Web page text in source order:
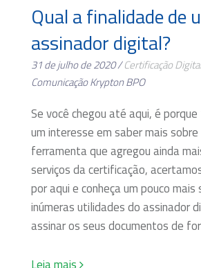
Qual a finalidade de
assinador digital?
31 de julho de 2020 /Certificação Digital
Comunicação Krypton BPO
Se você chegou até aqui, é
um interesse em saber mais
ferramenta que agregou ainda
serviços da certificação,
por aqui e conheça um pouco mais
inúmeras utilidades do assinador
assinar os seus documentos de
Leia mais